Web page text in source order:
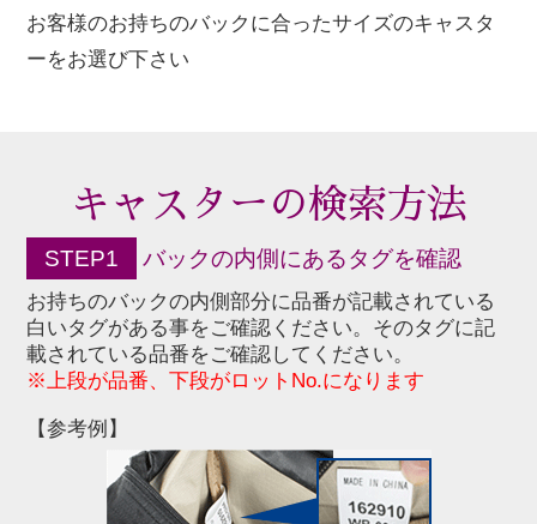
お客様のお持ちのバックに合ったサイズのキャスタ
ーをお選び下さい
キャスターの検索方法
STEP1 バックの内側にあるタグを確認
お持ちのバックの内側部分に品番が記載されている
白いタグがある事をご確認ください。そのタグに記
載されている品番をご確認してください。
※上段が品番、下段がロットNo.になります
【参考例】